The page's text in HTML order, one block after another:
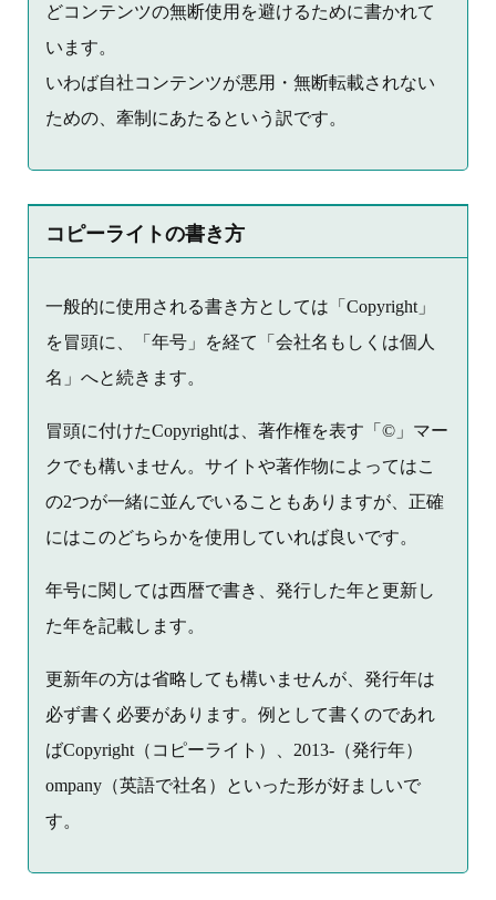
どコンテンツの無断使用を避けるために書かれて
います。
いわば自社コンテンツが悪用・無断転載されない
ための、牽制にあたるという訳です。
コピーライトの書き方
一般的に使用される書き方としては「Copyright」
を冒頭に、「年号」を経て「会社名もしくは個人
名」へと続きます。
冒頭に付けたCopyrightは、著作権を表す「©」マー
クでも構いません。サイトや著作物によってはこ
の2つが一緒に並んでいることもありますが、正確
にはこのどちらかを使用していれば良いです。
年号に関しては西暦で書き、発行した年と更新し
た年を記載します。
更新年の方は省略しても構いませんが、発行年は
必ず書く必要があります。例として書くのであれ
ばCopyright（コピーライト）、2013-（発行年）
ompany（英語で社名）といった形が好ましいで
す。